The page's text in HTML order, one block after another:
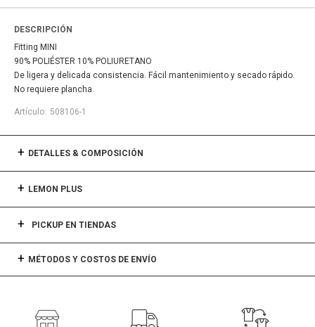
DESCRIPCIÓN
Fitting MINI
90% POLIÉSTER 10% POLIURETANO
De ligera y delicada consistencia. Fácil mantenimiento y secado rápido.
No requiere plancha.
508106-1
DETALLES & COMPOSICIÓN
LEMON PLUS
PICKUP EN TIENDAS
MÉTODOS Y COSTOS DE ENVÍO